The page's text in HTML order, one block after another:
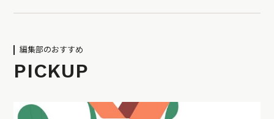
編集部のおすすめ
PICKUP